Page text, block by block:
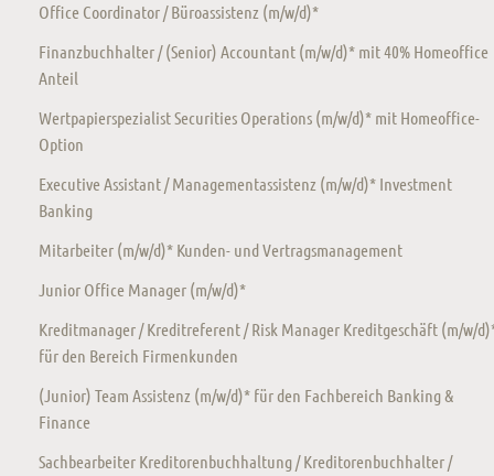
Office Coordinator / Büroassistenz (m/w/d)*
Finanzbuchhalter / (Senior) Accountant (m/w/d)* mit 40% Homeoffice
Anteil
Wertpapierspezialist Securities Operations (m/w/d)* mit Homeoffice-
Option
Executive Assistant / Managementassistenz (m/w/d)* Investment
Banking
Mitarbeiter (m/w/d)* Kunden- und Vertragsmanagement
Junior Office Manager (m/w/d)*
Kreditmanager / Kreditreferent / Risk Manager Kreditgeschäft (m/w/
für den Bereich Firmenkunden
(Junior) Team Assistenz (m/w/d)* für den Fachbereich Banking &
Finance
Sachbearbeiter Kreditorenbuchhaltung / Kreditorenbuchhalter /